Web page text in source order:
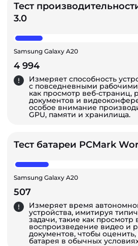
Тест
3.0
Samsung Galaxy A20
4 994
Измеряет способность
с повседневными
как просмотр веб-страниц,
документов и
особое внимание
GPU, памяти и хранилища.
Тест батареи PCMark
Samsung Galaxy A20
507
Измеряет время
устройства, имитируя
задачи, такие как просмотр
воспроизведение видео и
документов, чтобы оценить,
батарея в обычных